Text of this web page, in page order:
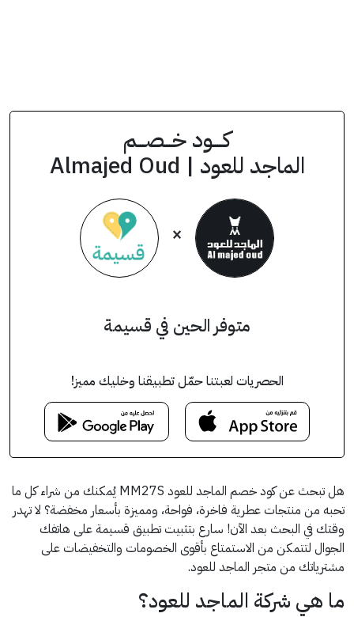
كــــود خـــصـــم
الماجد للعود | Almajed Oud
×
متوفر الحين في قسيمة
الحصريات لعبتنا حمّل تطبيقنا وخليك مميز!
هل تبحث عن كود خصم الماجد للعود MM27S يُمكنك من شراء كل ما
تحبه من منتجات عطرية فاخرة، فواحة، ومميزة بأسعار مخفضة؟ لا تهدر
وقتك في البحث بعد الآن! سارع بتثبيت تطبيق قسيمة على هاتفك
الجوال لتتمكن من الاستمتاع بأقوى الخصومات والتخفيضات على
مشترياتك من متجر الماجد للعود.
ما هي شركة الماجد للعود؟